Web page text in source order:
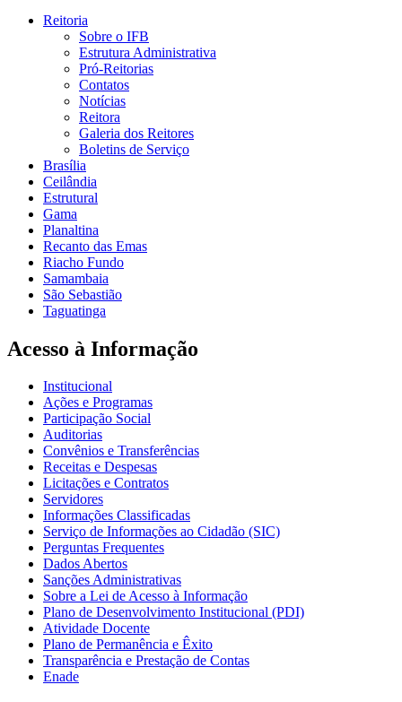
Reitoria
Sobre o IFB
Estrutura Administrativa
Pró-Reitorias
Contatos
Notícias
Reitora
Galeria dos Reitores
Boletins de Serviço
Brasília
Ceilândia
Estrutural
Gama
Planaltina
Recanto das Emas
Riacho Fundo
Samambaia
São Sebastião
Taguatinga
Acesso à Informação
Institucional
Ações e Programas
Participação Social
Auditorias
Convênios e Transferências
Receitas e Despesas
Licitações e Contratos
Servidores
Informações Classificadas
Serviço de Informações ao Cidadão (SIC)
Perguntas Frequentes
Dados Abertos
Sanções Administrativas
Sobre a Lei de Acesso à Informação
Plano de Desenvolvimento Institucional (PDI)
Atividade Docente
Plano de Permanência e Êxito
Transparência e Prestação de Contas
Enade